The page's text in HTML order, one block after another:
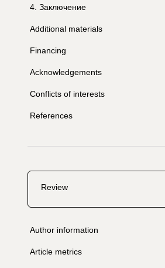
4 Заключение
Additional materials
Financing
Acknowledgements
Conflicts of interests
References
Review
Author information
Article metrics